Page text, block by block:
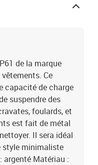
de la marque
Ce
capacité de charge
suspendre des
foulards, et
est fait de métal
Il sera idéal
style minimaliste
argenté Matériau :